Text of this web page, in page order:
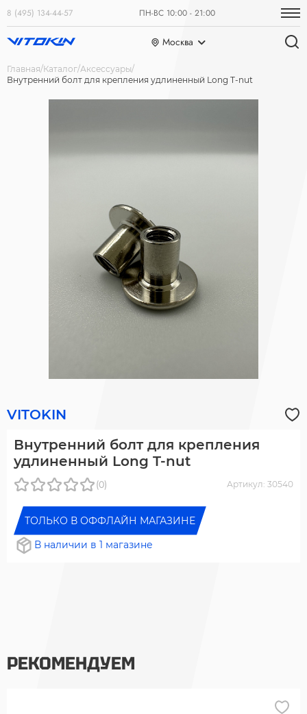
8 (495) 134-44-57 ПН-ВС 10:00 - 21:00
Москва
Главная Каталог Аксессуары
Внутренний болт для крепления удлиненный Long T-nut
VITOKIN
Внутренний болт для крепления
удлиненный Long T-nut
(0) Артикул: 30540
ТОЛЬКО В ОФФЛАЙН МАГАЗИНЕ
В наличии в 1 магазине
РЕКОМЕНДУЕМ